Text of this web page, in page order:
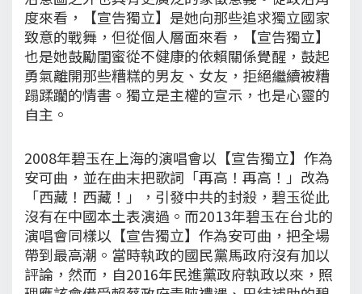
度來看，【宣告獨立】是她向那些追求獨立國家
致意的戰舞，但從個人層面來看，【宣告獨立】
也是她鼓勵閨蜜從不健康的依賴關係覺醒，鼓起
勇氣離開那些糟糕的男友、女友，拒絕繼續被糟
蹋蹂躪的情書。獨立是主權的宣示，也是心靈的
自主。
2008年碧玉在上海的演唱會以【宣告獨立】作為
安可曲，並在曲末把歌詞「再高！再高！」改為
「西藏！西藏！」，引發中共的封殺，碧玉從此
沒有在中國本土表演過。而2013年碧玉在台北的
演唱會同樣以【宣告獨立】作為安可曲，把全場
帶到最高潮。當時執政的國民黨馬政府沒有加以
評論，然而，自2016年民進黨政府執政以來，照